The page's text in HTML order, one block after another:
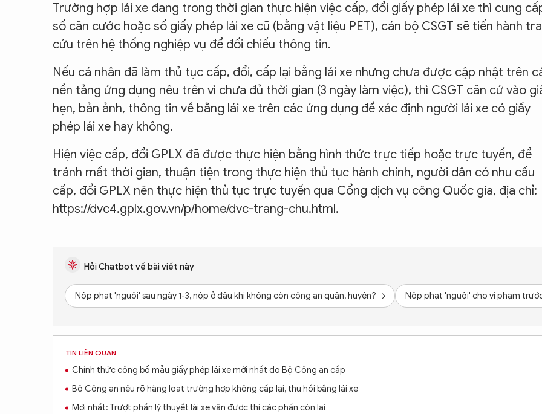
Trường hợp lái xe đang trong thời gian thực hiện việc cấp, đổi giấy phép lái xe thì cung
số căn cước hoặc số giấy phép lái xe cũ (bằng vật liệu PET), cán bộ CSGT sẽ tiến hành tra
cứu trên hệ thống nghiệp vụ để đối chiếu thông tin.
Nếu cá nhân đã làm thủ tục cấp, đổi, cấp lại bằng lái xe nhưng chưa được cập nhật trên
nền tảng ứng dụng nêu trên vì chưa đủ thời gian (3 ngày làm việc), thì CSGT căn cứ vào
hẹn, bản ảnh, thông tin về bằng lái xe trên các ứng dụng để xác định người lái xe có giấy
phép lái xe hay không.
Hiện việc cấp, đổi GPLX đã được thực hiện bằng hình thức trực tiếp hoặc trực tuyến, để
tránh mất thời gian, thuận tiện trong thực hiện thủ tục hành chính, người dân có nhu cấu
cấp, đổi GPLX nên thực hiện thủ tục trực tuyến qua Cổng dịch vụ công Quốc gia, địa chỉ:
https://dvc4.gplx.gov.vn/p/home/dvc-trang-chu.html.
Hỏi Chatbot về bài viết này
Nộp phạt 'nguội' sau ngày 1-3, nộp ở đâu khi không còn công an quận, huyện? Nộp phạt 'nguội' cho vi phạm
TIN LIÊN QUAN
Chính thức công bố mẫu giấy phép lái xe mới nhất do Bộ Công an cấp
Bộ Công an nêu rõ hàng loạt trường hợp không cấp lại, thu hồi bằng lái xe
Mới nhất: Trượt phần lý thuyết lái xe vẫn được thi các phần còn lại